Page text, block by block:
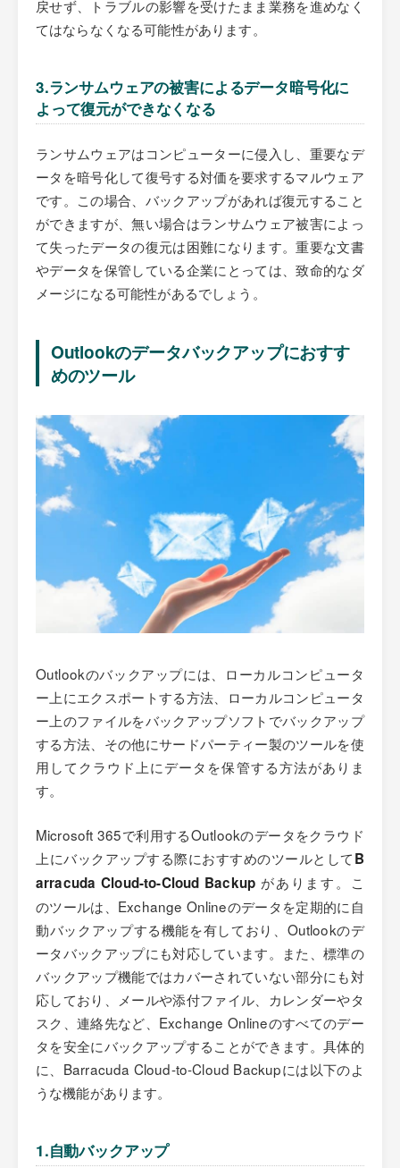
戻せず、トラブルの影響を受けたまま業務を進めなく
てはならなくなる可能性があります。
3.ランサムウェアの被害によるデータ暗号化に
よって復元ができなくなる
ランサムウェアはコンピューターに侵入し、重要なデ
ータを暗号化して復号する対価を要求するマルウェア
です。この場合、バックアップがあれば復元すること
ができますが、無い場合はランサムウェア被害によっ
て失ったデータの復元は困難になります。重要な文書
やデータを保管している企業にとっては、致命的なダ
メージになる可能性があるでしょう。
Outlookのデータバックアップにおすす
めのツール
Outlookのバックアップには、ローカルコンピュータ
ー上にエクスポートする方法、ローカルコンピュータ
ー上のファイルをバックアップソフトでバックアップ
する方法、その他にサードパーティー製のツールを使
用してクラウド上にデータを保管する方法がありま
す。
Microsoft 365で利用するOutlookのデータをクラウド
上にバックアップする際におすすめのツールとしてB
arracuda Cloud-to-Cloud Backup があります。こ
のツールは、Exchange Onlineのデータを定期的に自
動バックアップする機能を有しており、Outlookのデ
ータバックアップにも対応しています。また、標準の
バックアップ機能ではカバーされていない部分にも対
応しており、メールや添付ファイル、カレンダーやタ
スク、連絡先など、Exchange Onlineのすべてのデー
タを安全にバックアップすることができます。具体的
に、Barracuda Cloud-to-Cloud Backupには以下のよ
うな機能があります。
1.自動バックアップ